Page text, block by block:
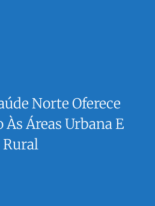
Norte Oferece
Áreas Urbana E
Rural